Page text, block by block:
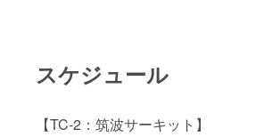
スケジュール
【TC-2：筑波サーキット】